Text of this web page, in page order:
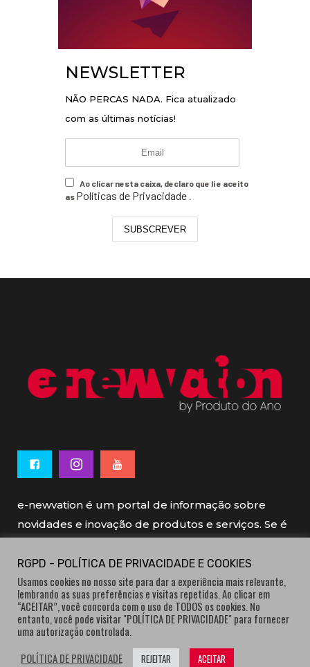
NEWSLETTER
NÃO PERCAS NADA. Fica atualizado
com as últimas notícias!
Ao clicar nesta caixa, declaro que li e aceito
as Políticas de Privacidade
SUBSCREVER
e-newvation é um portal de informação sobre
novidades e inovação de produtos e serviços. Se é
e-newvation tem o patrocínio do “Produto do
Ano”, o prémio de inovação atribuído por
consumidores.
RGPD - POLÍTICA DE PRIVACIDADE E COOKIES
Usamos cookies no nosso site para dar a experiência mais relevante,
lembrando as suas preferências e visitas repetidas. Ao clicar em
“ACEITAR”, você concorda com o uso de TODOS os cookies. No
entanto, você pode visitar "POLÍTICA DE PRIVACIDADE" para fornecer
uma autorização controlada.
POLÍTICA DE PRIVACIDADE
REJEITAR ACEITAR